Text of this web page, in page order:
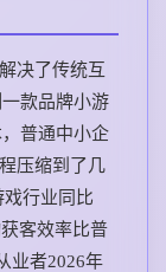
决了传统互
款品牌小游
普通中小企
压缩到了几
行业同比
客效率比普
业者2026年